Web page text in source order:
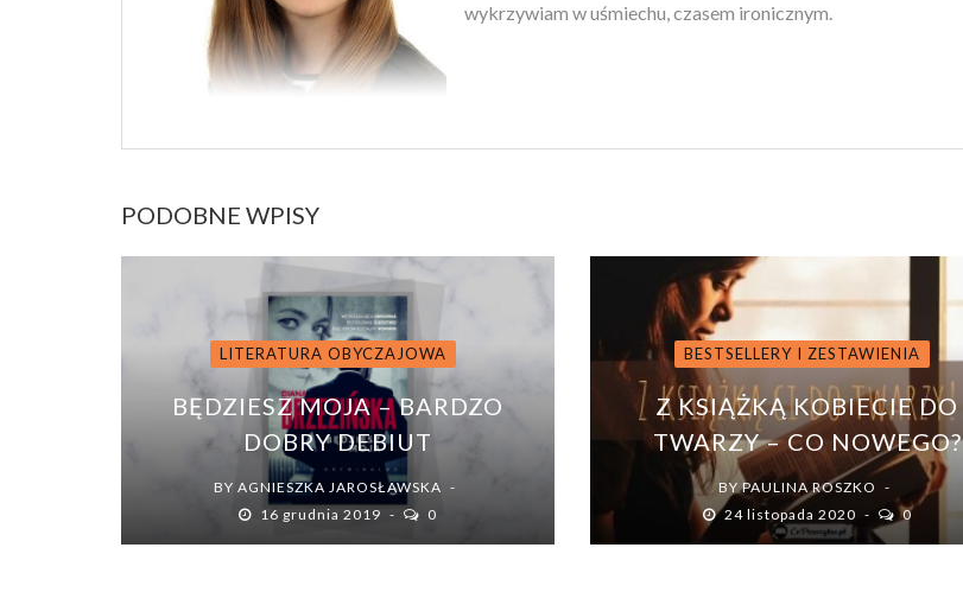
wykrzywiam w uśmiechu, czasem ironicznym.
PODOBNE WPISY
LITERATURA OBYCZAJOWA
BĘDZIESZ MOJA – BARDZO
DOBRY DEBIUT
BYAGNIESZKA JAROSŁAWSKA
16 grudnia 2019
0
BESTSELLERY I ZESTAWIENIA
Z KSIĄŻKĄ KOBIECIE DO
TWARZY – CO NOWEGO?
BYPAULINA ROSZKO
24 listopada 2020
0